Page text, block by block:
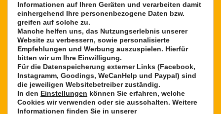
Aktuell finanzierte Kastrationen
4
5
8
9
9
0
Informationen auf Ihren Geräten und verarbeiten damit
einhergehend Ihre personenbezogene Daten bzw.
greifen auf solche zu.
Manche helfen uns, das Nutzungserlebnis unserer
Website zu verbessern, sowie personalisierte
Empfehlungen und Werbung auszuspielen. Hierfür
bitten wir um Ihre Einwilligung.
Für die Datenspeicherung externer Links (Facebook,
Instagramm, Goodings, WeCanHelp und Paypal) sind
die jeweiligen Websitebetreiber zuständig.
In den Einstellungen können Sie erfahren, welche
Cookies wir verwenden oder sie ausschalten. Weitere
Informationen finden Sie in unserer